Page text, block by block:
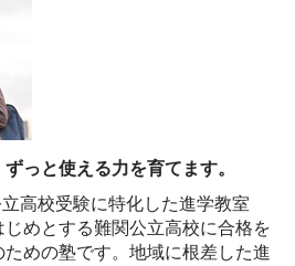
っと使える力を育てます。
高校受験に特化した進学教室
めとする難関公立高校に合格を
めの塾です。地域に根差した進